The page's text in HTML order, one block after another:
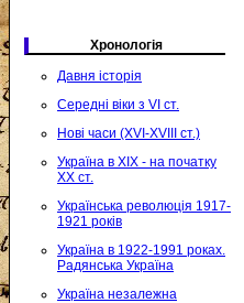
Хронологія
Давня історія
Середні віки з VI ст.
Нові часи (XVI-XVIII ст.)
Україна в XIX - на початку
XX ст.
Українська революція 1917-
1921 років
Україна в 1922-1991 роках.
Радянська Україна
Україна незалежна